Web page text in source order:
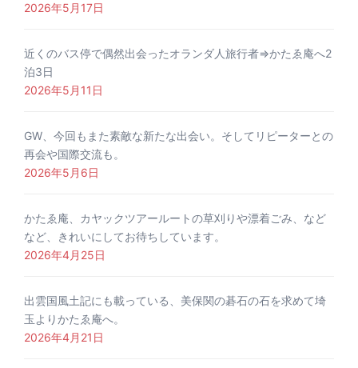
2026年5月17日
近くのバス停で偶然出会ったオランダ人旅行者⇒かたゑ庵へ2
泊3日
2026年5月11日
GW、今回もまた素敵な新たな出会い。そしてリピーターとの
再会や国際交流も。
2026年5月6日
かたゑ庵、カヤックツアールートの草刈りや漂着ごみ、など
など、きれいにしてお待ちしています。
2026年4月25日
出雲国風土記にも載っている、美保関の碁石の石を求めて埼
玉よりかたゑ庵へ。
2026年4月21日